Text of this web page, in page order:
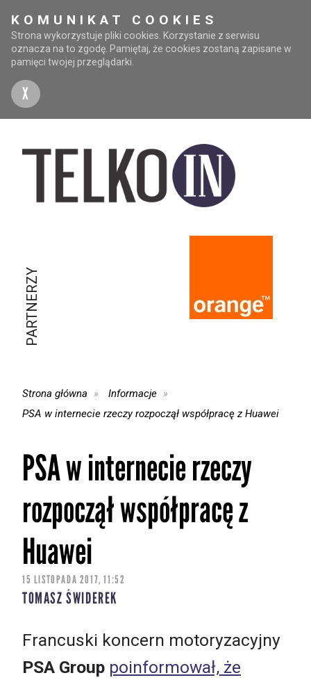
KOMUNIKAT COOKIES
Strona wykorzystuje pliki cookies. Korzystanie z serwisu
oznacza na to zgodę. Pamiętaj, że cookies zostaną zapisane w
pamięci twojej przeglądarki.
X
PARTNERZY
Strona główna
Informacje
PSA w internecie rzeczy rozpoczął współpracę z Huawei
PSA w internecie rzeczy
rozpoczął współpracę z
Huawei
15 LISTOPADA 2017, 11:52
TOMASZ ŚWIDEREK
Francuski koncern motoryzacyjny
PSA Group poinformował, że